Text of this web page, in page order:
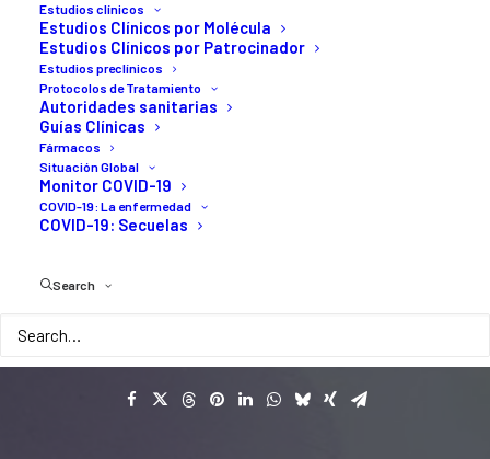
Estudios clínicos
Estudios Clínicos por Molécula
Estudios Clínicos por Patrocinador
Estudios preclínicos
Protocolos de Tratamiento
Autoridades sanitarias
Guías Clínicas
Fármacos
Situación Global
Monitor COVID-19
COVID-19: La enfermedad
COVID-19: Secuelas
Search
20 ABRIL, 2020
COPCOV:
clínico
usoprofiláctico
Hidroxicloroquina
Con